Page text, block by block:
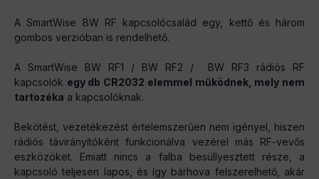
A SmartWise BW RF kapcsolócsalád egy, kettő és három
gombos verzióban is rendelhető.
A SmartWise BW RF1 / BW RF2 / BW RF3 rádiós RF
kapcsolók egy db CR2032 elemmel működnek, mely nem
tartozéka a kapcsolóknak.
Bekötést, vezetékezést értelemszerűen nem igényel, hiszen
rádiós távirányítóként funkcionálva vezérel más RF-vevős
eszközöket. Emiatt nincs a falba besüllyesztett része, a
kapcsoló teljesen lapos, és így bárhova felszerelhető, akár